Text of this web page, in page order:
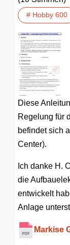
# Hobby 600
Diese
Regelung für
befindet sich
Center).
Ich danke H.
die
entwickelt
Anlage
Markise